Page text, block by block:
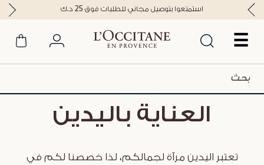
☰
استمتعوا بتوصيل مجاني للطلبات فوق 25 د.ك
العناية باليدين
تعتبر اليدين مرآة لجمالكم، لذا خصصنا لكم في